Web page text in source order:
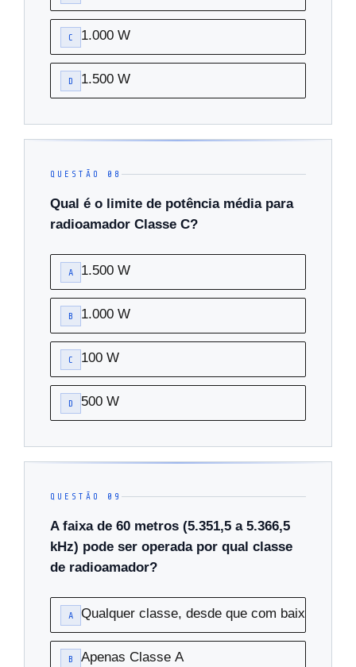
C 1.000 W
D 1.500 W
QUESTÃO 08
Qual é o limite de potência média para
radioamador Classe C?
A 1.500 W
B 1.000 W
C 100 W
D 500 W
QUESTÃO 09
A faixa de 60 metros (5.351,5 a 5.366,5
kHz) pode ser operada por qual classe
de radioamador?
A Qualquer classe, desde que com baixa
B Apenas Classe A